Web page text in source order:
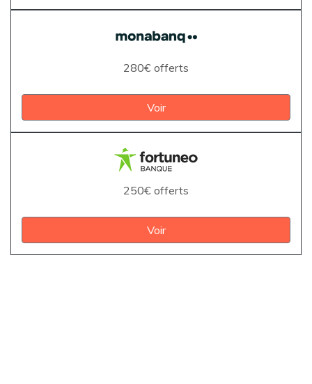
280€ offerts
Voir
250€ offerts
Voir